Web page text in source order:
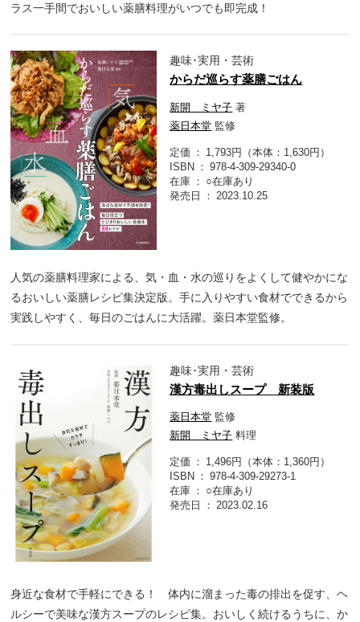
ラス一手間でおいしい薬膳料理がいつでも即完成！
趣味･実用・芸術
からだ巡らす薬膳ごはん
新開 ミヤ子 著
薬日本堂 監修
定価
1,793円（本体：1,630円）
ISBN
978-4-309-29340-0
在庫
○在庫あり
発売日
2023.10.25
人気の薬膳料理家による、気・血・水の巡りをよくして健やかにな
るおいしい薬膳レシピ集決定版。手に入りやすい食材でできるから
実践しやすく、毎日のごはんに大活躍。薬日本堂監修。
趣味･実用・芸術
漢方毒出しスープ 新装版
薬日本堂 監修
新開 ミヤ子 料理
定価
1,496円（本体：1,360円）
ISBN
978-4-309-29273-1
在庫
○在庫あり
発売日
2023.02.16
身近な食材で手軽にできる！ 体内に溜まった毒の排出を促す、ヘ
ルシーで美味な漢方スープのレシピ集。おいしく続けるうちに、か